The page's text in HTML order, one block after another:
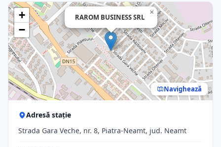
RAROM BUSINESS SRL
×
+
−
Navighează
Adresă stație
Strada Gara Veche, nr. 8, Piatra-Neamt, jud. Neamt